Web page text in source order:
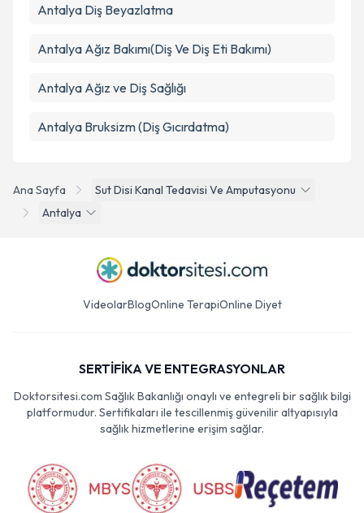
Ana Sayfa
Sut Disi Kanal Tedavisi Ve Amputasyonu
Antalya
Antalya Diş Beyazlatma
Antalya Ağız Bakımı(Diş Ve Diş Eti Bakımı)
Antalya Ağız ve Diş Sağlığı
Antalya Bruksizm (Diş Gıcırdatma)
VideolarBlogOnline TerapiOnline Diyet
SERTİFİKA VE ENTEGRASYONLAR
Doktorsitesi.com Sağlık Bakanlığı onaylı ve entegreli bir sağlık bilgi
platformudur. Sertifikaları ile tescillenmiş güvenilir altyapısıyla
sağlık hizmetlerine erişim sağlar.